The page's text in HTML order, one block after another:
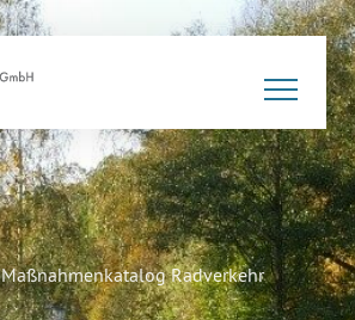
Maßnahmenkatalog Radverkehr